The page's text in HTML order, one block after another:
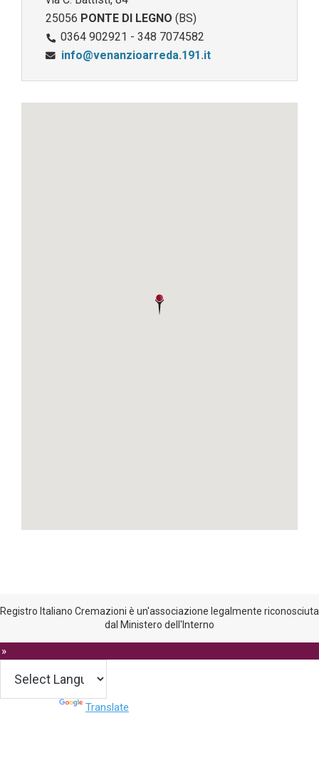
25056 PONTE DI LEGNO (BS)
0364 902921 - 348 7074582
info@venanzioarreda.191.it
Registro Italiano Cremazioni è un'associazione legalmente riconosciuta
dal Ministero dell'Interno
Translate